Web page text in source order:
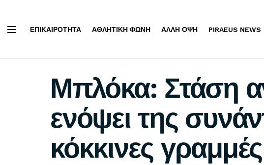
ΕΠΙΚΑΙΡΌΤΗΤΑ ΑΘΛΗΤΙΚΉ ΦΩΝΉ ΆΛΛΗ ΌΨΗ PIRAEUS NEWS
Μπλόκα: Στάση
ενόψει της
κόκκινες γραμμές